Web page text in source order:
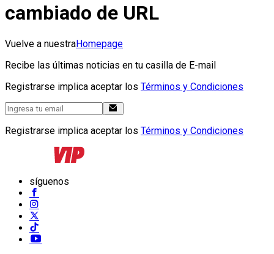
cambiado de URL
Vuelve a nuestraHomepage
Recibe las últimas noticias en tu casilla de E-mail
Registrarse implica aceptar los Términos y Condiciones
Registrarse implica aceptar los Términos y Condiciones
síguenos